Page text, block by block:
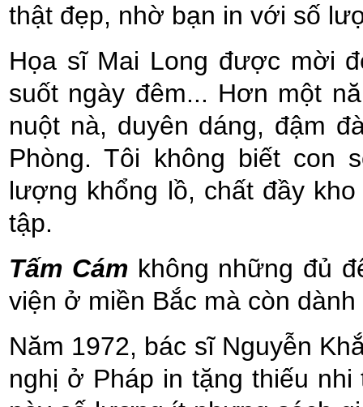
thật đẹp, nhờ bạn in với số
Họa sĩ Mai Long được mời
suốt ngày đêm... Hơn một
nuột nà, duyên dáng, đậm
Phòng. Tôi không biết con
lượng khổng lồ, chất đầy
tập.
Tấm Cámkhông những đủ
viện ở miền Bắc mà còn
Năm 1972, bác sĩ Nguyễn
nghị ở Pháp in tặng thiếu